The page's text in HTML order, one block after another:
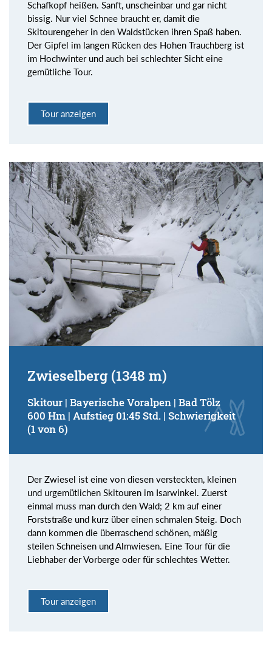
Schafkopf heißen. Sanft, unscheinbar und gar nicht
bissig. Nur viel Schnee braucht er, damit die
Skitourengeher in den Waldstücken ihren Spaß haben.
Der Gipfel im langen Rücken des Hohen Trauchberg ist
im Hochwinter und auch bei schlechter Sicht eine
gemütliche Tour.
Tour anzeigen
Zwieselberg (1348 m)
Skitour | Bayerische Voralpen | Bad Tölz
600 Hm | Aufstieg 01:45 Std. | Schwierigkeit
(1 von 6)
Der Zwiesel ist eine von diesen versteckten, kleinen
und urgemütlichen Skitouren im Isarwinkel. Zuerst
einmal muss man durch den Wald; 2 km auf einer
Forststraße und kurz über einen schmalen Steig. Doch
dann kommen die überraschend schönen, mäßig
steilen Schneisen und Almwiesen. Eine Tour für die
Liebhaber der Vorberge oder für schlechtes Wetter.
Tour anzeigen